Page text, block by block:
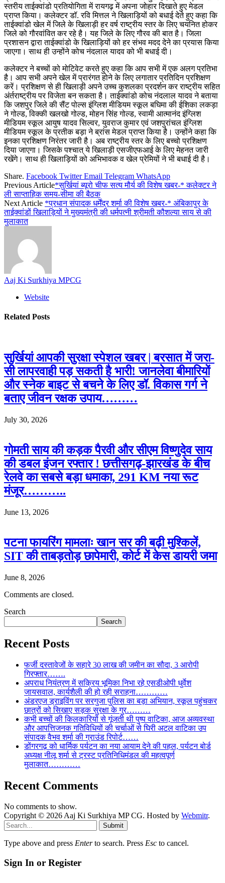
स्तरीय ताईक्वांडो प्रतियोगिता में रायगढ़ में अपना जोहार दिखाते हुए मेडल
प्राप्त किया। कलेक्टर डॉ. रवि मित्तल ने खिलाड़ियों को बधाई देते हुए कहा कि
ताईक्वांडो खेल में जिले के खिलाड़ी हर वर्ष राष्ट्रीय स्तर के लिए चयनित होकर
जिले को गौरवांवित कर रहे है। यह जिले के लिए गौरव की बात है। जिला
प्रशासन द्वारा ताईक्वांडो के खिलाड़ियों को हर संभव मदद देने का प्रयास किया
जाएगा। साथ ही उन्होंने कोच नंदलाल यादव को भी बधाई दी।
कलेक्टर ने बच्चों को मोटिवेट करते हुए कहा कि आप सभी में एक अलग प्रतिभा
है। आप सभी अपने खेल में प्रारंगत होने के लिए लगातार प्रतिदिन प्रशिक्षण
करें। प्रशिक्षण से ही खिलाड़ी अपने उच्च कुशलका प्रदर्शन कर राष्ट्रीय सहित
अंर्तराष्ट्रीय पर विजेता बन सकता है। ताईक्वांडो कोच नंदलाल यादव ने बताया
कि जशपुर जिले की सैंट पोल्स इंग्लिश मीडियम स्कूल बघिमा की ईशिका लकड़ा
ने गोल्ड, विक्की खलखो गोल्ड, मोहन सिंह गोल्ड, स्वामी आत्मानंद इंग्लिश
मीडियम स्कूल आयुष यादव सिल्वर, युवराज कुमार एवं जशपुरांचल इंग्लिश
मीडियम स्कूल के प्रतीक बड़ा ने ब्रांस मेडल प्राप्त किया है। उन्होंने कहा कि
इनका प्रशिक्षण निरंतर जारी है। अब राष्ट्रीय स्तर के लिए बच्चो प्रशिक्षण
दिया जाएगा। जिसके पश्चात् ये खिलाड़ी एसजीएफआई के लिए मेहनत जारी
रखेंगे। साथ ही खिलाड़ियों को अभिभावक व खेल प्रेमियों ने भी बधाई दी है।
Share. Facebook Twitter Email Telegram WhatsApp
Previous Article*सुर्खियां ब्यूरो चीफ सत्य मौर्य की विशेष खबर-* कलेक्टर ने
ली साप्ताहिक समय-सीमा की बैठक
Next Article *प्रधान संपादक धर्मेंद्र शर्मा की विशेष खबर-* अंबिकापुर के
ताईक्वांडों खिलाड़ियों ने मुख्यमंत्री की धर्मपत्नी श्रीमती कौशल्या साय से की
मुलाकात
Aaj Ki Surkhiya MPCG
Website
Related Posts
सुर्खियां आपकी सुरक्षा स्पेशल खबर | बरसात में जरा-
सी लापरवाही पड़ सकती है भारी! जानलेवा बीमारियों
और स्नेक बाइट से बचने के लिए डॉ. विकास गर्ग ने
बताए जीवन रक्षक उपाय………
July 30, 2026
गोमती साय की कड़क पैरवी और सीएम विष्णुदेव साय
की डबल इंजन रफ्तार ! छत्तीसगढ़-झारखंड के बीच
रेलवे का सबसे बड़ा धमाका, 291 KM नया रूट
मंजूर………..
June 13, 2026
पटना फायरिंग मामलाः खान सर की बढ़ी मुश्किलें,
SIT की ताबड़तोड़ छापेमारी, कोर्ट में केस डायरी जमा
June 8, 2026
Comments are closed.
Search
Search
Recent Posts
फर्जी दस्तावेजों के सहारे 30 लाख की जमीन का सौदा, 3 आरोपी
गिरफ्तार…….
अपराध नियंत्रण में सक्रिय भूमिका निभा रहे एसडीओपी धुर्वेश
जायसवाल, कार्यशैली की हो रही सराहना…………
अंडरएज ड्राइविंग पर सरगुजा पुलिस का बड़ा अभियान, स्कूल पहुंचकर
छात्रों को सिखाए सड़क सुरक्षा के गुर………
कभी बच्चों की किलकारियों से गूंजती थी पुष्प वाटिका, आज अव्यवस्था
और आपत्तिजनक गतिविधियों की चर्चाओं से घिरी अटल वाटिका उप
संपादक वैभव शर्मा की ग्राउंड रिपोर्ट……
डोंगरगढ़ को धार्मिक पर्यटन का नया आयाम देने की पहल, पर्यटन बोर्ड
अध्यक्ष नीलू शर्मा से ट्रस्ट प्रतिनिधिमंडल की महत्वपूर्ण
मुलाकात…………
Recent Comments
No comments to show.
Copyright © 2026 Aaj Ki Surkhiya MP CG. Hosted by Webmitr.
Submit
Type above and press Enterto search. Press Esc to cancel.
Sign In or Register